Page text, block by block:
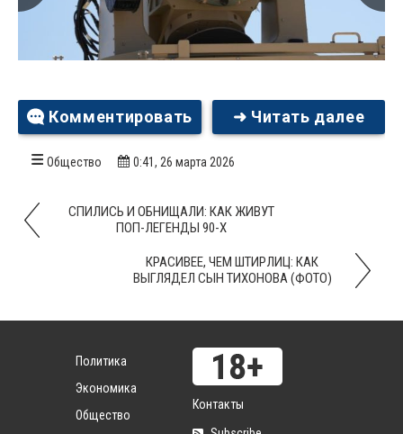
Комментировать ➜ Читать далее
Общество 0:41, 26 марта 2026
СПИЛИСЬ И ОБНИЩАЛИ: КАК ЖИВУТ
ПОП-ЛЕГЕНДЫ 90-Х
КРАСИВЕЕ, ЧЕМ ШТИРЛИЦ: КАК
ВЫГЛЯДЕЛ СЫН ТИХОНОВА (ФОТО)
Политика
Экономика
Общество
Контакты